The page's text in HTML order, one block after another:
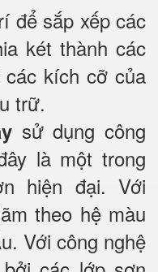
để sắp xếp các
két thành các
kích cỡ của
trữ.
sử dụng công
là một trong
hiện đại. Với
theo hệ màu
Với công nghệ